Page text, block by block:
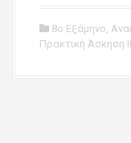
8ο Εξάμηνο,
Πρακτική Άσκηση ΙΙ